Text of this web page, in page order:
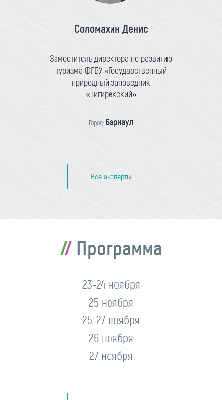
Соломахин Денис
Заместитель директора по развитию
туризма ФГБУ «Государственный
природный заповедник
«Тигирекский»
Город: Барнаул
Все эксперты
Программа
23-24 ноября
25 ноября
25-27 ноября
26 ноября
27 ноября